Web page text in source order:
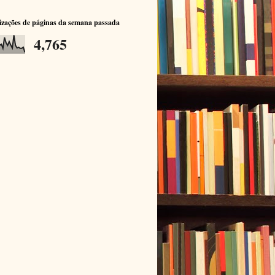
de páginas da semana passada
4,765